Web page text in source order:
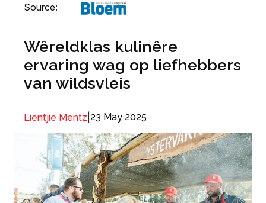
Source:
Wêreldklas kulinêre
ervaring wag op liefhebbers
van wildsvleis
Lientjie Mentz 23 May 2025